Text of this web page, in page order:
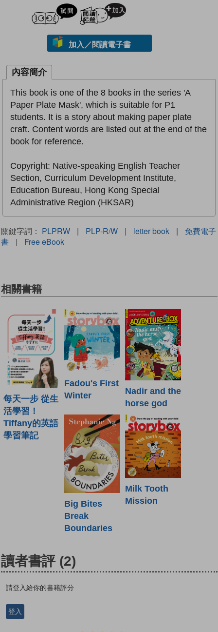
試閲
加入／閱讀電子書
內容簡介
This book is one of the 8 books in the series 'A
Paper Plate Mask', which is suitable for P1
students. It is a story about making paper plate
craft. Content words are listed out at the end of the
book for reference.
Copyright: Native-speaking English Teacher
Section, Curriculum Development Institute,
Education Bureau, Hong Kong Special
Administrative Region (HKSAR)
關鍵字詞： PLPRW | PLP-R/W | letter book |
免費電子
書
| Free eBook
相關書籍
每天一步 從生
活學習！
Tiffany的英語
學習筆記
Fadou's First
Winter
Nadir and the
horse god
Big Bites
Break
Boundaries
Milk Tooth
Mission
讀者書評 (2)
請登入給你的書籍評分
登入